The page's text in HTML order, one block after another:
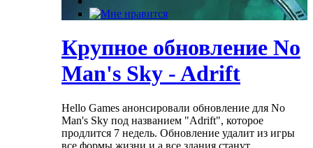
Крупное обновление No
Man's Sky - Adrift
Hello Games анонсировали обновление для No
Man's Sky под названием "Adrift", которое
продлится 7 недель. Обновление удалит из игры
все формы жизни и а все здания станут